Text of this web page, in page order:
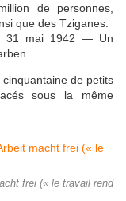
de personnes,
que des Tziganes.
31 mai 1942 — Un
de petits
sous la même
frei (« le travail rend